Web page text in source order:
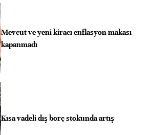
Mevcut ve yeni kiracı enflasyon makası
kapanmadı
Kısa vadeli dış borç stokunda artış